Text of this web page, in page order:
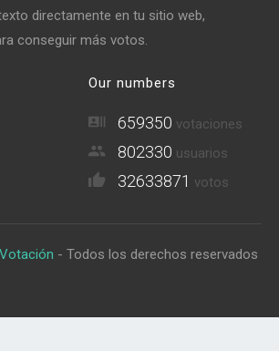
directamente en tu sitio web,
conseguir más votos.
Our numbers
659350 votaciones
802330 usuarios
32633871 votos
- Todos los derechos reservados